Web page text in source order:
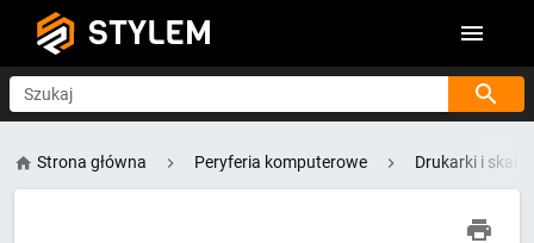
STYLEM
Szukaj
Strona główna Peryferia komputerowe Drukarki i